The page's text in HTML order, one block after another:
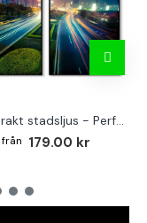
Abstrakt stadsljus - Perfect pair posters
179.00 kr